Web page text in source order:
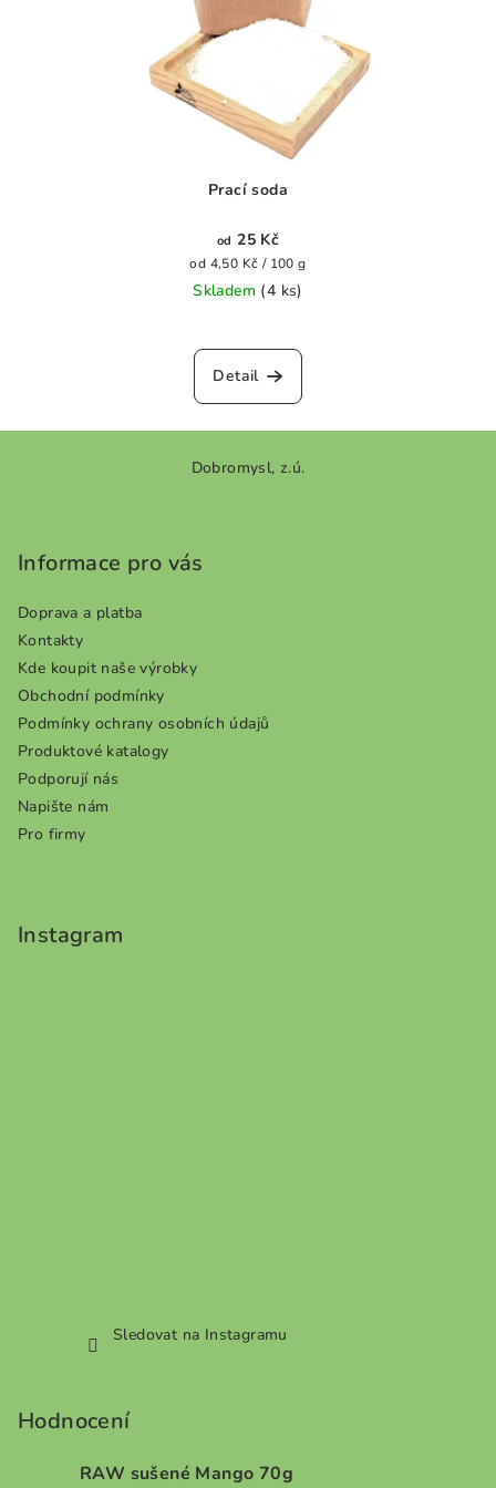
Prací soda
od 25 Kč
Měrná
cena:
od 4,50 Kč / 100 g
Skladem (4 ks)
Detail
Dobromysl, z.ú.
Informace pro vás
Doprava a platba
Kontakty
Kde koupit naše výrobky
Obchodní podmínky
Podmínky ochrany osobních údajů
Produktové katalogy
Podporují nás
Napište nám
Pro firmy
Instagram
Sledovat na Instagramu
Hodnocení
RAW sušené Mango 70g